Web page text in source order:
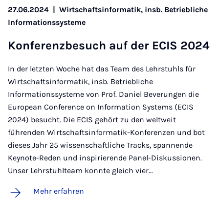
27.06.2024 | Wirtschaftsinformatik, insb. Betriebliche
Informationssysteme
Kon­fe­renz­be­such auf der ECIS 2024
In der letzten Woche hat das Team des Lehrstuhls für
Wirtschaftsinformatik, insb. Betriebliche
Informationssysteme von Prof. Daniel Beverungen die
European Conference on Information Systems (ECIS
2024) besucht. Die ECIS gehört zu den weltweit
führenden Wirtschaftsinformatik-Konferenzen und bot
dieses Jahr 25 wissenschaftliche Tracks, spannende
Keynote-Reden und inspirierende Panel-Diskussionen.
Unser Lehrstuhlteam konnte gleich vier…
Mehr erfahren